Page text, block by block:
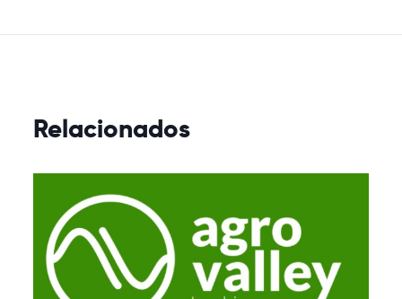
Relacionados